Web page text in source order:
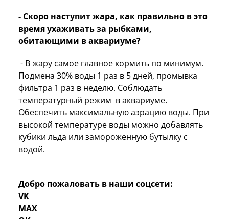
- Скоро наступит жара, как правильно в это
время ухаживать за рыбками,
обитающими в аквариуме?
- В жару самое главное кормить по минимум.
Подмена 30% воды 1 раз в 5 дней, промывка
фильтра 1 раз в неделю. Соблюдать
температурный режим в аквариуме.
Обеспечить максимальную аэрацию воды. При
высокой температуре воды можно добавлять
кубики льда или замороженную бутылку с
водой.
Добро пожаловать в наши соцсети:
VK
MAX